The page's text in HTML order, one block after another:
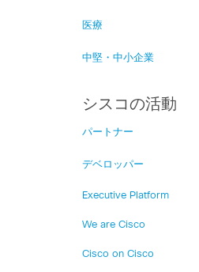
医療
中堅・中小企業
シスコの活動
パートナー
デベロッパー
Executive Platform
We are Cisco
Cisco on Cisco